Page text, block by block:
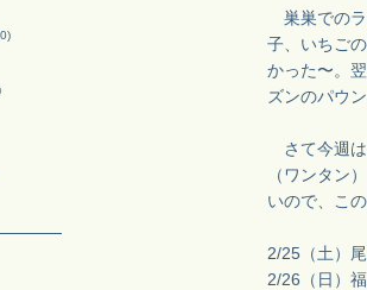
巣巣でのラ
子、いちご
かった〜。
ズンのパウ
さて今週は
（ワンタン
いので、こ
2/25（土）
2/26（日）